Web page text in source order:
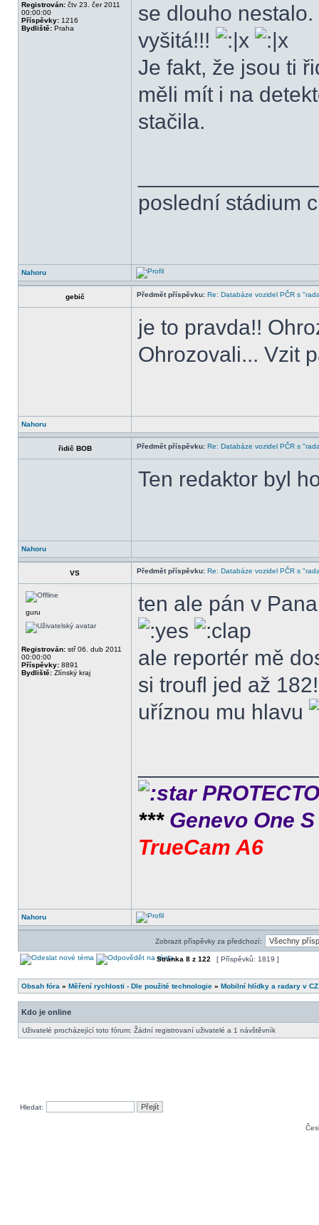
Registrován: čtv 23. čer 2011
00:00:00
Příspěvky: 1216
Bydliště: Praha
se dlouho nestalo.
vyšitá!!!
Je fakt, že jsou ti
měli mít i na
stačila.
poslední stádium
Nahoru
gebič Předmět příspěvku: Re: Databáze vozidel PČR s
je to pravda!!
Ohrozovali... Vzit
Nahoru
řidič BOB Předmět příspěvku: Re: Databáze vozidel PČR s
Ten redaktor byl
Nahoru
VS Předmět příspěvku: Re: Databáze vozidel PČR s
guru
Registrován: stř 06. dub 2011
00:00:00
Příspěvky: 8891
Bydliště: Zlínský kraj
ten ale pán v
ale reportér mě
si troufl jed až
uříznou mu hlavu
***Genevo One
TrueCam A6
Nahoru
Zobrazit příspěvky za předchozí:
Stránka 8 z 122 [ Příspěvků: 1819 ]
Obsah fóra » Měření rychlosti - Dle použité technologie » Mobilní hlídky a radary v CZ
Kdo je online
Uživatelé procházející toto fórum: Žádní registrovaní uživatelé a 1 návštěvník
Hledat: